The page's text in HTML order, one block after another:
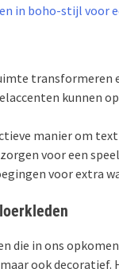
in boho-stijl voor
kunnen
manier om
voor een
voor extra
die in ons
ook decoratief.